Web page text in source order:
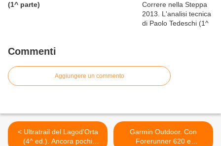
(1^ parte)
Commenti
Aggiungere un commento
< Ultratrail del Lagod'Orta
(4^ ed.). Ancora pochi
Garmin Outdoor. Con
Forerunner 620 e